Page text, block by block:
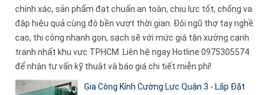
chính xác, sản phẩm đạt chuẩn an toàn, chịu lực tốt, chống va
đập hiệu quả cùng độ bền vượt thời gian. Đội ngũ thợ tay nghề
cao, thi công nhanh gọn, sạch sẽ với mức giá tận xưởng cạnh
tranh nhất khu vực TPHCM. Liên hệ ngay Hotline 0975305574
để nhận tư vấn kỹ thuật và báo giá chi tiết miễn phí!
Gia Công Kính Cường Lực Quận 3 - Lắp Đặt